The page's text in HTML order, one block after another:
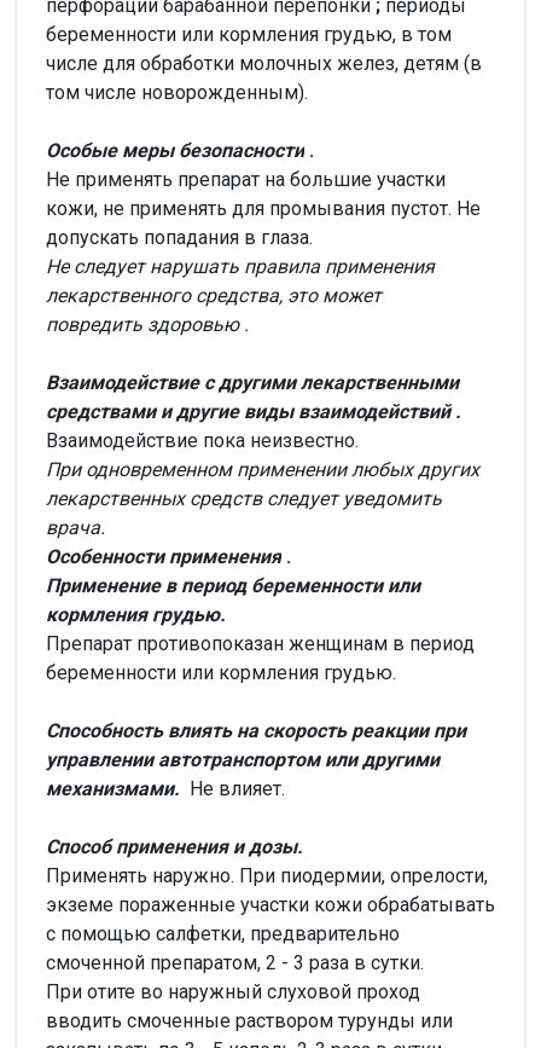
перфорации барабанной перепонки ; периоды
беременности или кормления грудью, в том
числе для обработки молочных желез, детям (в
том числе новорожденным).
Особые меры безопасности .
Не применять препарат на большие участки
кожи, не применять для промывания пустот. Не
допускать попадания в глаза.
Не следует нарушать правила применения
лекарственного средства, это может
повредить здоровью .
Взаимодействие с другими лекарственными
средствами и другие виды взаимодействий.
Взаимодействие пока неизвестно.
При одновременном применении любых других
лекарственных средств следует уведомить
врача.
Особенности применения .
Применение в период беременности или
кормления грудью.
Препарат противопоказан женщинам в период
беременности или кормления грудью.
Способность влиять на скорость реакции при
управлении автотранспортом или другими
механизмами. Не влияет.
Способ применения и дозы.
Применять наружно. При пиодермии, опрелости,
экземе пораженные участки кожи обрабатывать
с помощью салфетки, предварительно
смоченной препаратом, 2 - 3 раза в сутки.
При отите во наружный слуховой проход
вводить смоченные раствором турунды или